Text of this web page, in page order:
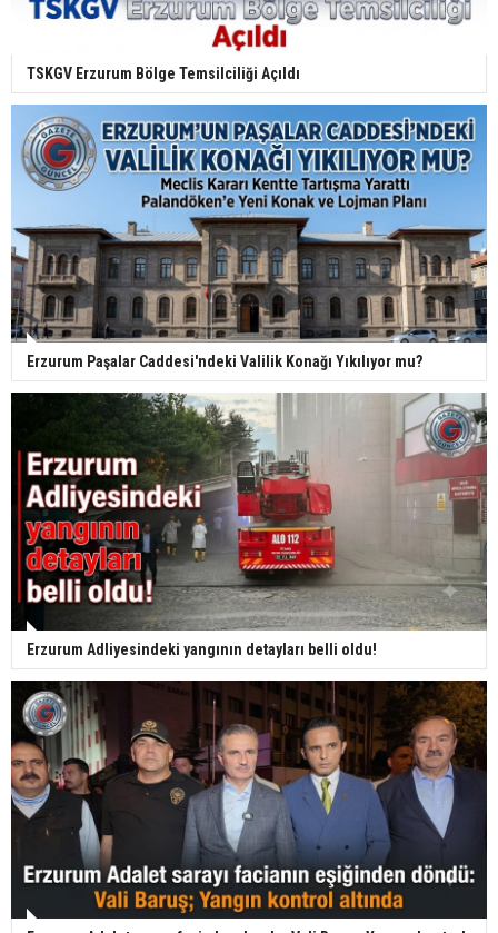
TSKGV Erzurum Bölge Temsilciliği Açıldı
Erzurum Paşalar Caddesi'ndeki Valilik Konağı Yıkılıyor mu?
Erzurum Adliyesindeki yangının detayları belli oldu!